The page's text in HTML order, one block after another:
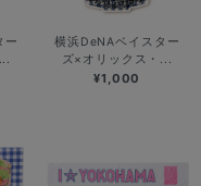
ー
横浜DeNAベイスター
ズ×オリックス・...
¥1,000